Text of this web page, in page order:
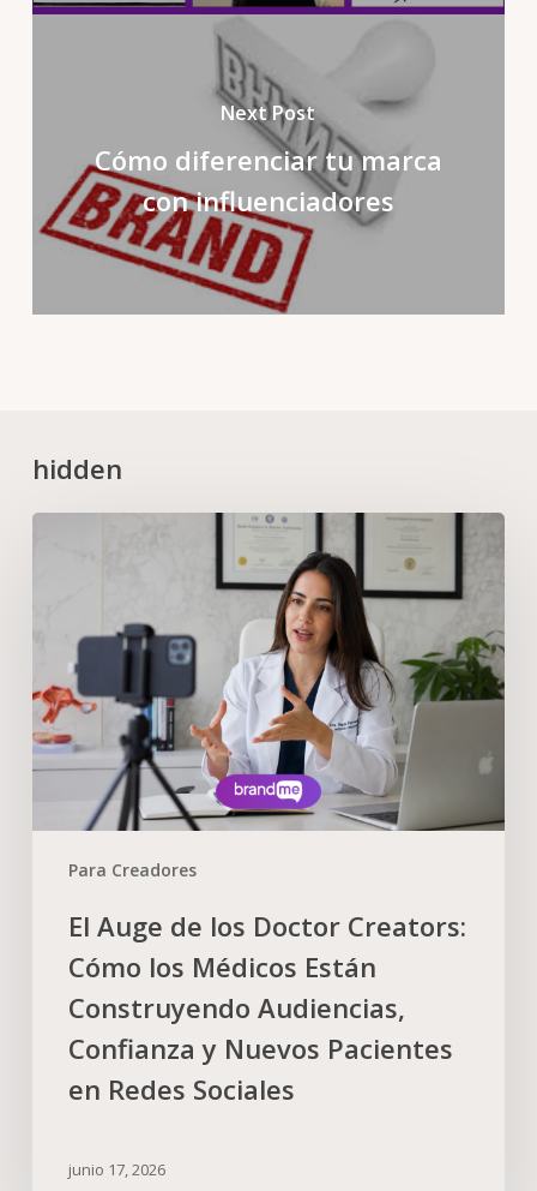
Next Post
Cómo diferenciar tu marca
con influenciadores
hidden
Para Creadores
El Auge de los Doctor Creators:
Cómo los Médicos Están
Construyendo Audiencias,
Confianza y Nuevos Pacientes
en Redes Sociales
junio 17, 2026